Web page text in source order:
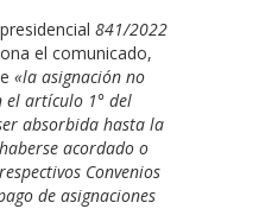
841/2022
el comunicado,
«la asignación no
el artículo 1° del
absorbida hasta la
acordado o
Convenios
de asignaciones